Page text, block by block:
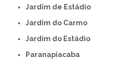
Jardim de Estádio
Jardim do Carmo
Jardim do Estádio
Paranapiacaba